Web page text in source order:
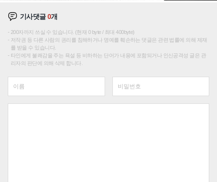
기사댓글0개
200자까지 쓰실 수 있습니다. (현재 0 byte / 최대 400byte)
저작권 등 다른 사람의 권리를 침해하거나 명예를 훼손하는 댓글은 관련 법률에 의해 제재
를 받을 수 있습니다.
타인에게 불쾌감을 주는 욕설 등 비하하는 단어가 내용에 포함되거나 인신공격성 글은 관
리자의 판단에 의해 삭제 합니다.